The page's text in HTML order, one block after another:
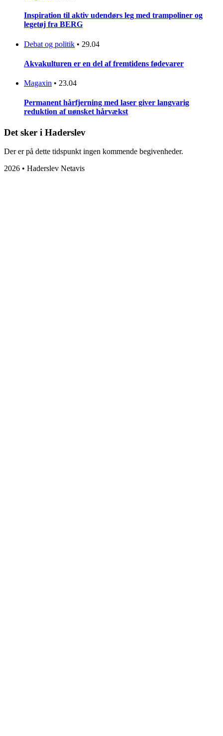
Inspiration til aktiv udendørs leg med trampoliner og
legetøj fra BERG
Debat og politik • 29.04
Akvakulturen er en del af fremtidens fødevarer
Magaxin • 23.04
Permanent hårfjerning med laser giver langvarig
reduktion af uønsket hårvækst
Det sker i Haderslev
Der er på dette tidspunkt ingen kommende begivenheder.
2026 • Haderslev Netavis